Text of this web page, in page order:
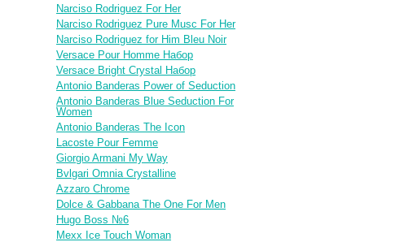
Narciso Rodriguez For Her
Narciso Rodriguez Pure Musc For Her
Narciso Rodriguez for Him Bleu Noir
Versace Pour Homme Набор
Versace Bright Crystal Набор
Antonio Banderas Power of Seduction
Antonio Banderas Blue Seduction For
Women
Antonio Banderas The Icon
Lacoste Pour Femme
Giorgio Armani My Way
Bvlgari Omnia Crystalline
Azzaro Chrome
Dolce & Gabbana The One For Men
Hugo Boss №6
Mexx Ice Touch Woman